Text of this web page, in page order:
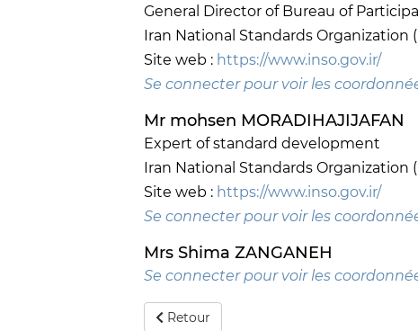
General Director of Bureau of
Iran National Standards Organization
Site web : https://www.inso.gov.ir/
Se connecter pour voir les
Mr mohsen MORADIHAJIJAFAN
Expert of standard development
Iran National Standards Organization
Site web : https://www.inso.gov.ir/
Se connecter pour voir les
Mrs Shima ZANGANEH
Se connecter pour voir les
Retour